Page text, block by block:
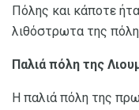
Πόλης και κάποτε
λιθόστρωτα της
Παλιά πόλη της
Η παλιά πόλη της